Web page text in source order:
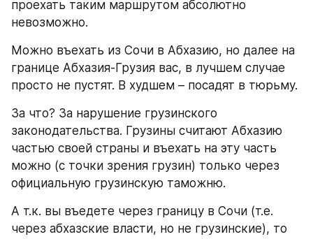
проехать таким маршрутом абсолютно
невозможно.
Можно въехать из Сочи в Абхазию, но далее на
границе Абхазия-Грузия вас, в лучшем случае
просто не пустят. В худшем – посадят в тюрьму.
За что? За нарушение грузинского
законодательства. Грузины считают Абхазию
частью своей страны и въехать на эту часть
можно (с точки зрения грузин) только через
официальную грузинскую таможню.
А т.к. вы въедете через границу в Сочи (т.е.
через абхазские власти, но не грузинские), то